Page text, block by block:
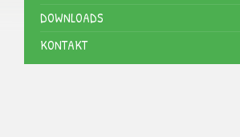
DOWNLOADS
KONTAKT